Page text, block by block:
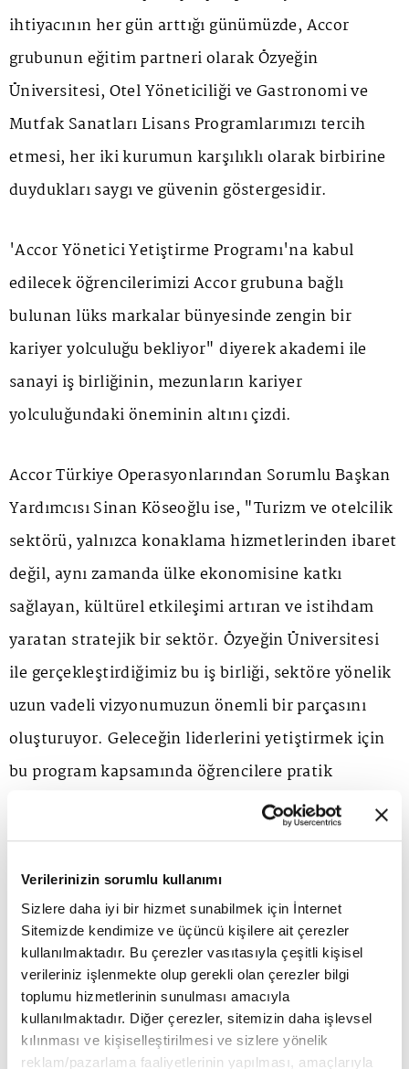
Verilerinizin sorumlu kullanımı
Sizlere daha iyi bir hizmet sunabilmek için İnternet
Sitemizde kendimize ve üçüncü kişilere ait çerezler
kullanılmaktadır. Bu çerezler vasıtasıyla çeşitli kişisel
verileriniz işlenmekte olup gerekli olan çerezler bilgi
toplumu hizmetlerinin sunulması amacıyla
kullanılmaktadır. Diğer çerezler, sitemizin daha işlevsel
kılınması ve kişiselleştirilmesi ve sizlere yönelik
reklam/pazarlama faaliyetlerinin yapılması, amaçlarıyla
ihtiyacının her gün arttığı günümüzde, Accor
grubunun eğitim partneri olarak Özyeğin
Üniversitesi, Otel Yöneticiliği ve Gastronomi ve
Mutfak Sanatları Lisans Programlarımızı tercih
etmesi, her iki kurumun karşılıklı olarak birbirine
duydukları saygı ve güvenin göstergesidir.
'Accor Yönetici Yetiştirme Programı'na kabul
edilecek öğrencilerimizi Accor grubuna bağlı
bulunan lüks markalar bünyesinde zengin bir
kariyer yolculuğu bekliyor" diyerek akademi ile
sanayi iş birliğinin, mezunların kariyer
yolculuğundaki öneminin altını çizdi.
Accor Türkiye Operasyonlarından Sorumlu Başkan
Yardımcısı Sinan Köseoğlu ise, "Turizm ve otelcilik
sektörü, yalnızca konaklama hizmetlerinden ibaret
değil, aynı zamanda ülke ekonomisine katkı
sağlayan, kültürel etkileşimi artıran ve istihdam
yaratan stratejik bir sektör. Özyeğin Üniversitesi
ile gerçekleştirdiğimiz bu iş birliği, sektöre yönelik
uzun vadeli vizyonumuzun önemli bir parçasını
oluşturuyor. Geleceğin liderlerini yetiştirmek için
bu program kapsamında öğrencilere pratik
deneyim kazandırırken, sektörün ihtiyaç duyduğu
nitelikli insan kaynağına da katkı sağlamayı
hedefliyoruz. Accor olarak, küresel bilgi
birikimimizi Türkiye'deki genç yeteneklerin
hizmetine sunmaktan büyük mutluluk duyuyoruz."
dedi
Accor Türkiye Yetenek & Kültür Direktörü Çiğdem
Özdemir, iş birliği ile ilgili; "Accor olarak, insan